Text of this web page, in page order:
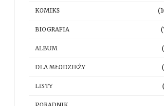
KOMIKS
BIOGRAFIA
ALBUM
DLA MŁODZIEŻY
LISTY